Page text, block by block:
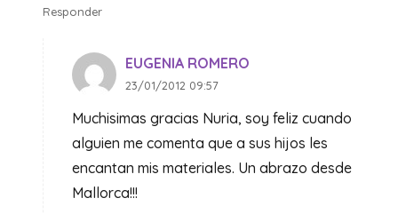
Responder
EUGENIA ROMERO
23/01/2012 09:57
Muchisimas gracias Nuria, soy feliz cuando
alguien me comenta que a sus hijos les
encantan mis materiales. Un abrazo desde
Mallorca!!!